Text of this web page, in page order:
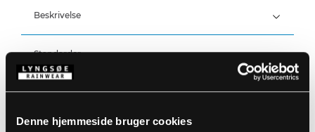
Denne hjemmeside bruger cookies
Beskrivelse
100% Polyester, PU belægning, 210 g/m²
Vind- og vandtæt
Standarder
Detaljer